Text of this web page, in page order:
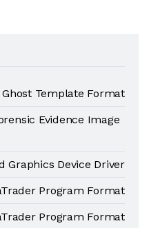
Template Format
Evidence Image
Graphics Device Driver
Program Format
Program Format